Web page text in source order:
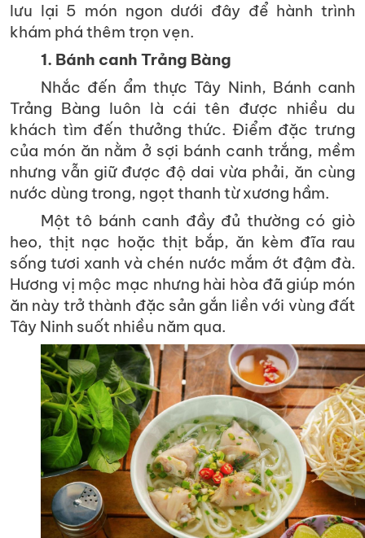
lưu lại 5 món ngon dưới đây để hành trình
khám phá thêm trọn vẹn.
1. Bánh canh Trảng Bàng
Nhắc đến ẩm thực Tây Ninh, Bánh canh
Trảng Bàng luôn là cái tên được nhiều du
khách tìm đến thưởng thức. Điểm đặc trưng
của món ăn nằm ở sợi bánh canh trắng, mềm
nhưng vẫn giữ được độ dai vừa phải, ăn cùng
nước dùng trong, ngọt thanh từ xương hầm.
Một tô bánh canh đầy đủ thường có giò
heo, thịt nạc hoặc thịt bắp, ăn kèm đĩa rau
sống tươi xanh và chén nước mắm ớt đậm đà.
Hương vị mộc mạc nhưng hài hòa đã giúp món
ăn này trở thành đặc sản gắn liền với vùng đất
Tây Ninh suốt nhiều năm qua.